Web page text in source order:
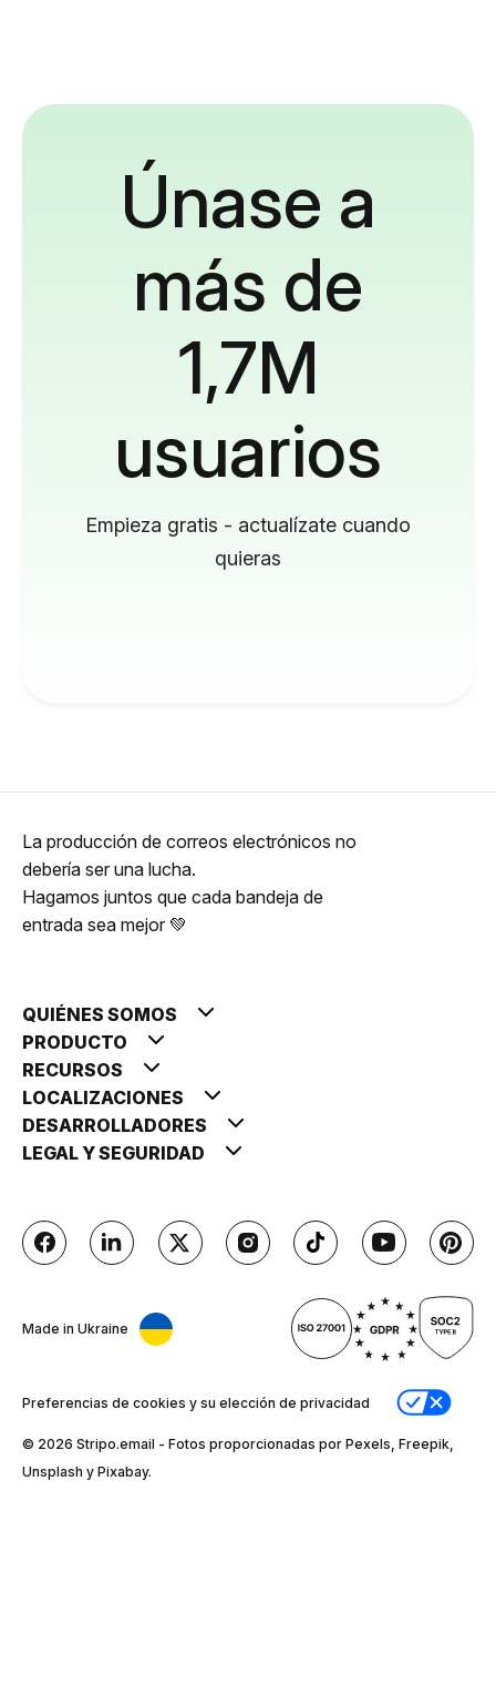
Únase a
más de
1,7M
usuarios
Empieza gratis - actualízate cuando
quieras
La producción de correos electrónicos no
debería ser una lucha.
Hagamos juntos que cada bandeja de
entrada sea mejor 💚
QUIÉNES SOMOS
PRODUCTO
RECURSOS
LOCALIZACIONES
DESARROLLADORES
LEGAL Y SEGURIDAD
Made in Ukraine
Preferencias de cookies y su elección de privacidad
© 2026 Stripо.email - Fotos proporcionadas por Pexels, Freepik,
Unsplash y Pixabay.